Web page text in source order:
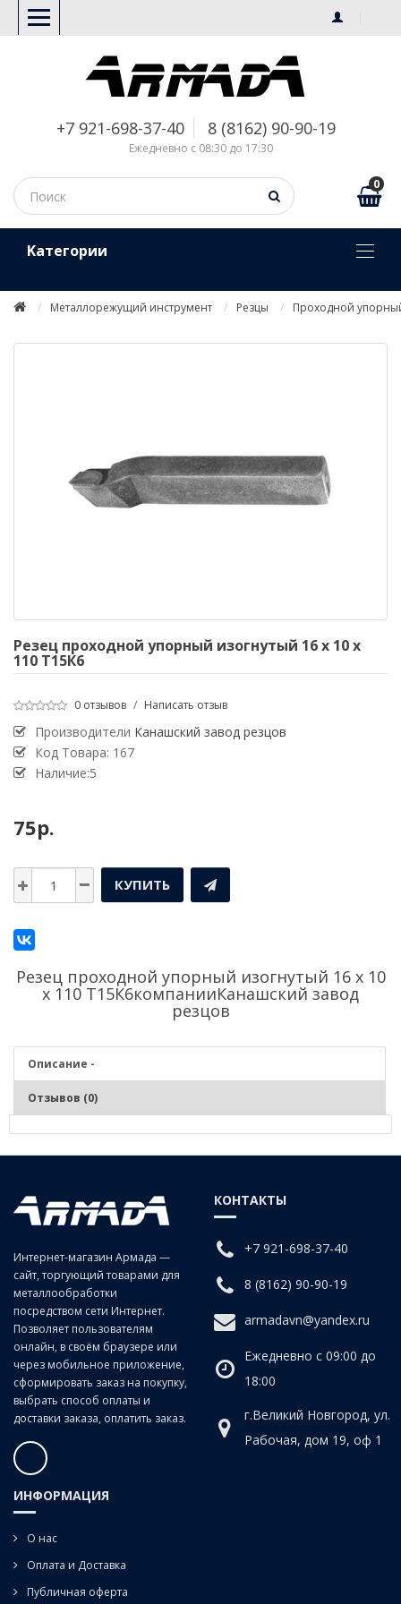
+7 921-698-37-40 8 (8162) 90-90-19
Ежедневно с 08:30 до 17:30
0
Kатегории
Металлорежущий инструмент Резцы Проходной
Резец проходной упорный изогнутый 16 х 10 х
110 Т15К6
0 отзывов / Написать отзыв
Производители Канашский завод резцов
Код Товара: 167
Наличие:5
75р.
КУПИТЬ
Резец проходной упорный изогнутый 16 х 10
х 110 Т15К6компанииКанашский завод
резцов
Описание -
Отзывов (0)
Интернет-магазин Армада —
сайт, торгующий товарами для
металлообработки
посредством сети Интернет.
Позволяет пользователям
онлайн, в своём браузере или
через мобильное приложение,
сформировать заказ на покупку,
выбрать способ оплаты и
доставки заказа, оплатить заказ.
КОНТАКТЫ
+7 921-698-37-40
8 (8162) 90-90-19
armadavn@yandex.ru
Ежедневно с 09:00 до
18:00
г.Великий Новгород, ул.
Рабочая, дом 19, оф 1
ИНФОРМАЦИЯ
О нас
Оплата и Доставка
Публичная оферта